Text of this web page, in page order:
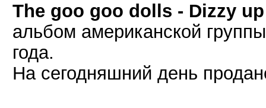
The goo goo dolls - Dizzy
альбом американской
года.
На сегодняшний день